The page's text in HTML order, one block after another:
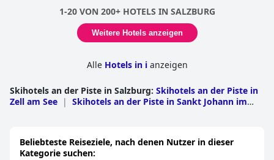
1-20 VON 200+ HOTELS IN SALZBURG
Weitere Hotels anzeigen
Alle Hotels in ianzeigen
Skihotels an der Piste in Salzburg: Skihotels an der Piste in
Zell am See | Skihotels an der Piste in Sankt Johann im
Beliebteste Reiseziele, nach denen Nutzer in dieser
Kategorie suchen: